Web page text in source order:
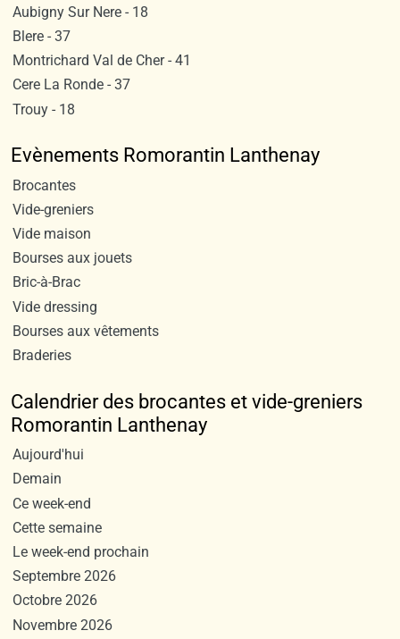
Aubigny Sur Nere - 18
Blere - 37
Montrichard Val de Cher - 41
Cere La Ronde - 37
Trouy - 18
Evènements Romorantin Lanthenay
Brocantes
Vide-greniers
Vide maison
Bourses aux jouets
Bric-à-Brac
Vide dressing
Bourses aux vêtements
Braderies
Calendrier des brocantes et vide-greniers
Romorantin Lanthenay
Aujourd'hui
Demain
Ce week-end
Cette semaine
Le week-end prochain
Septembre 2026
Octobre 2026
Novembre 2026